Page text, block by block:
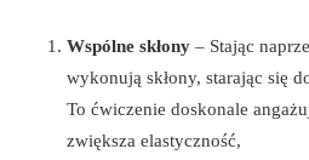
Wspólne skłony – Stając
wykonują skłony, starając się
To ćwiczenie doskonale
zwiększa elastyczność,